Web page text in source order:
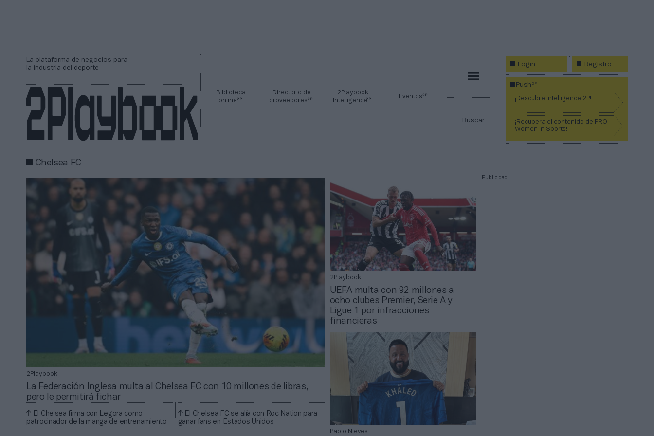
La plataforma de negocios para
la industria del deporte
Biblioteca
online2P
Directorio de
proveedores2P
2Playbook
Intelligence2P Eventos2P
Buscar
Login Registro
Push2P
¡Descubre Intelligence 2P!
¡Recupera el contenido de PRO
Women in Sports!
Chelsea FC
2Playbook
La Federación Inglesa multa al Chelsea FC con 10 millones de libras,
pero le permitirá fichar
El Chelsea firma con Legora como
patrocinador de la manga de entrenamiento
El Chelsea FC se alía con Roc Nation para
ganar fans en Estados Unidos
2Playbook
UEFA multa con 92 millones a
ocho clubes Premier, Serie A y
Ligue 1 por infracciones
financieras
Pablo Nieves
Publicidad